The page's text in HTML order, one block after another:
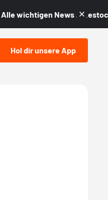
Alle wichtigen News &
Hol dir unsere App